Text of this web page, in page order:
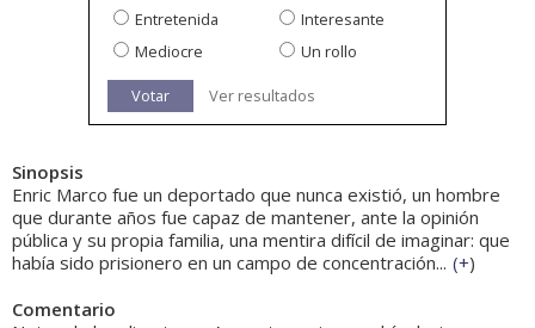
Entretenida
Interesante
Mediocre
Un rollo
Votar Ver resultados
Sinopsis
Enric Marco fue un deportado que nunca existió, un hombre
que durante años fue capaz de mantener, ante la opinión
pública y su propia familia, una mentira difícil de imaginar: que
había sido prisionero en un campo de concentración... (+)
Comentario